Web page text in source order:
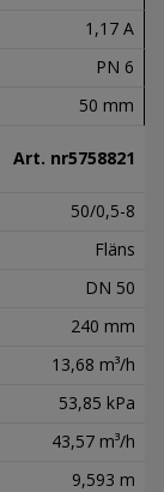
1,17 A
PN 6
50 mm
Art. nr5758821
50/0,5-8
Fläns
DN 50
240 mm
13,68 m³/h
53,85 kPa
43,57 m³/h
9,593 m